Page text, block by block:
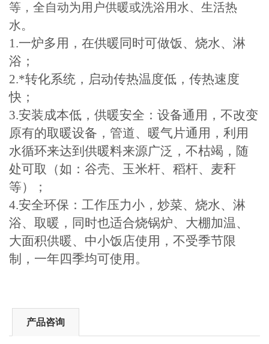
等，全自动为用户供暖或洗浴用水、生活热
水。
1.一炉多用，在供暖同时可做饭、烧水、淋
浴；
2.*转化系统，启动传热温度低，传热速度
快；
3.安装成本低，供暖安全：设备通用，不改变
原有的取暖设备，管道、暖气片通用，利用
水循环来达到供暖料来源广泛，不枯竭，随
处可取（如：谷壳、玉米杆、稻杆、麦秆
等）；
4.安全环保：工作压力小，炒菜、烧水、淋
浴、取暖，同时也适合烧锅炉、大棚加温、
大面积供暖、中小饭店使用，不受季节限
制，一年四季均可使用。
产品咨询